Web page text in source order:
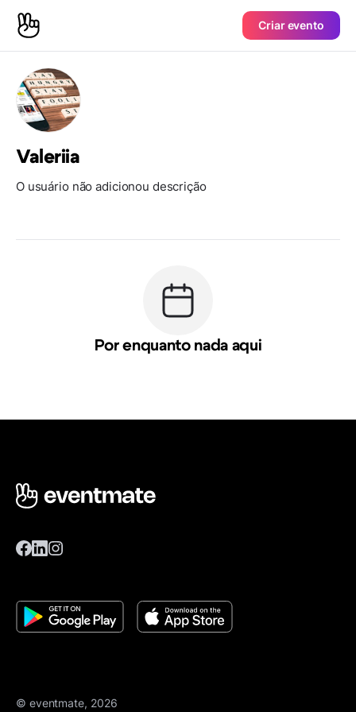
Criar evento
Valeriia
O usuário não adicionou descrição
Por enquanto nada aqui
© eventmate, 2026